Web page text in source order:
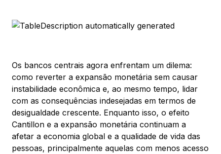
Os bancos centrais agora enfrentam um dilema:
como reverter a expansão monetária sem causar
instabilidade econômica e, ao mesmo tempo, lidar
com as consequências indesejadas em termos de
desigualdade crescente. Enquanto isso, o efeito
Cantillon e a expansão monetária continuam a
afetar a economia global e a qualidade de vida das
pessoas, principalmente aquelas com menos acesso